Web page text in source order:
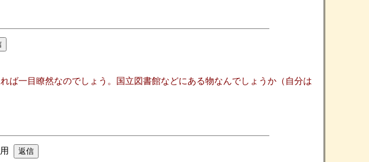
ば一目瞭然なのでしょう。国立図書館などにある物なんでしょうか（自分は